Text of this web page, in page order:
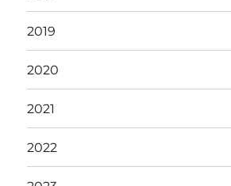
2019
2020
2021
2022